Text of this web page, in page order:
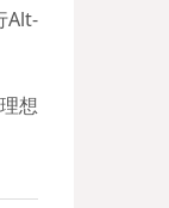
Alt-
想